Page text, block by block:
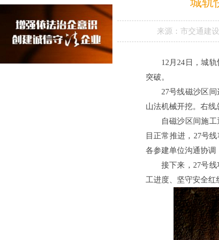
来源： 市交通建
12月24日，城
突破。
27号线磁沙区
山法机械开挖。右线
自磁沙区间施
目正常推进，27号
各参建单位沟通协调
接下来，27号
工进度、坚守安全